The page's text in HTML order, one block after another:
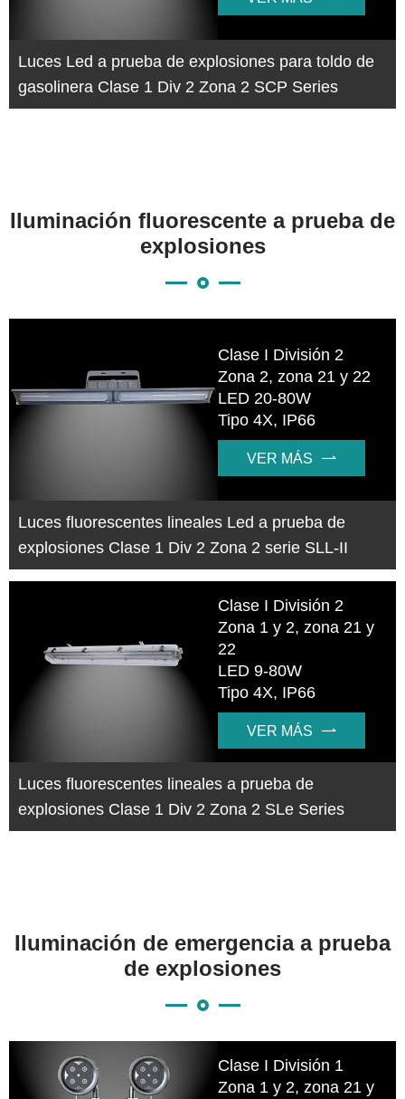
Luces Led a prueba de explosiones para toldo de
gasolinera Clase 1 Div 2 Zona 2 SCP Series
Iluminación fluorescente a prueba de
explosiones
Clase I División 2
Zona 2, zona 21 y 22
LED 20-80W
Tipo 4X, IP66
VER MÁS 
Luces fluorescentes lineales Led a prueba de
explosiones Clase 1 Div 2 Zona 2 serie SLL-II
Clase I División 2
Zona 1 y 2, zona 21 y
22
LED 9-80W
Tipo 4X, IP66
VER MÁS 
Luces fluorescentes lineales a prueba de
explosiones Clase 1 Div 2 Zona 2 SLe Series
Iluminación de emergencia a prueba
de explosiones
Clase I División 1
Zona 1 y 2, zona 21 y